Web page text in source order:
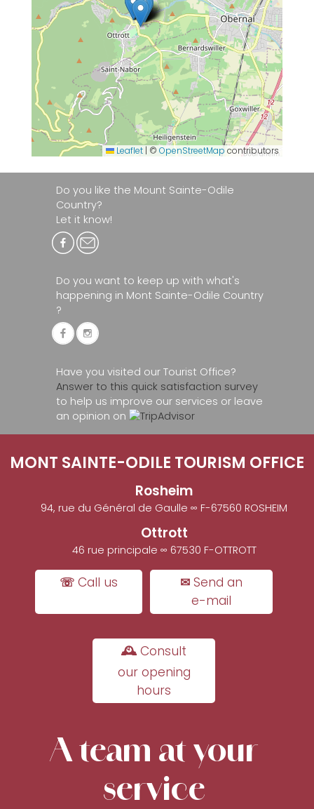
Leaflet | ©OpenStreetMap contributors
Do you like the Mount Sainte-Odile
Country?
Let it know!
Do you want to keep up with what's
happening in Mont Sainte-Odile Country
?
Have you visited our Tourist Office?
Answer to this quick satisfaction survey
to help us improve our services or leave
an opinion on
MONT SAINTE-ODILE TOURISM OFFICE
Rosheim
94, rue du Général de Gaulle ∞ F-67560 ROSHEIM
Ottrott
46 rue principale ∞ 67530 F-OTTROTT
☏ Call us
✉ Send an
e-mail
🕰 Consult
our opening
hours
A team at your
service